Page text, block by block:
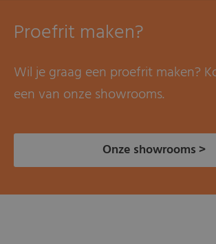
Proefrit maken?
Wil je graag een proefrit maken?
een van onze showrooms.
Onze showrooms >